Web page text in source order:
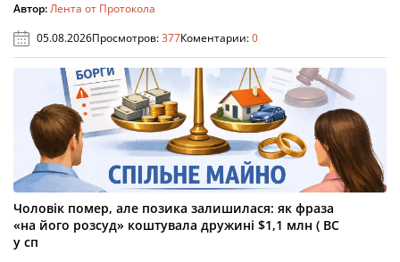
Автор:Лента от Протокола
05.08.2026Просмотров:377Коментарии:0
Чоловік помер, але позика залишилася: як фраза
«на його розсуд» коштувала дружині $1,1 млн ( ВС
у сп